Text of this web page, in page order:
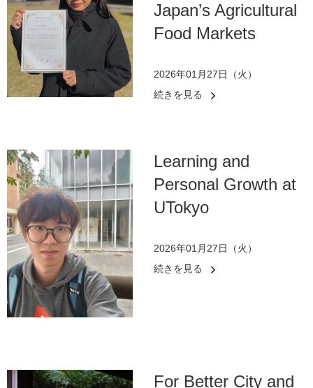
Japan’s Agricultural
Food Markets
2026年01月27日（火）
続きを見る
Learning and
Personal Growth at
UTokyo
2026年01月27日（火）
続きを見る
For Better City and